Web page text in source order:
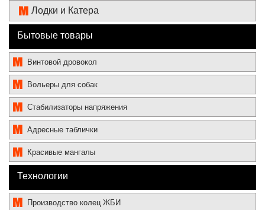
Лодки и Катера
Бытовые товары
Винтовой дровокол
Вольеры для собак
Стабилизаторы напряжения
Адресные таблички
Красивые мангалы
Технологии
Производство колец ЖБИ